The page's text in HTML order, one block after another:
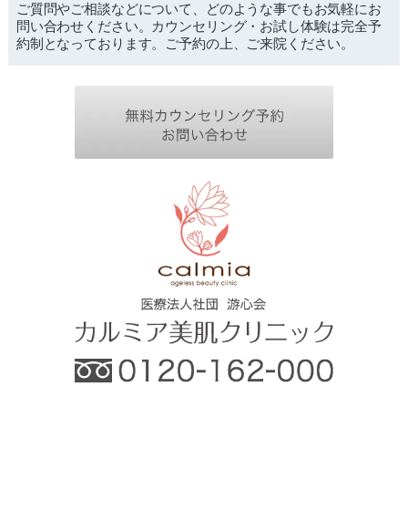
ご質問やご相談などについて、どのような事でもお気軽にお
問い合わせください。カウンセリング・お試し体験は完全予
約制となっております。ご予約の上、ご来院ください。